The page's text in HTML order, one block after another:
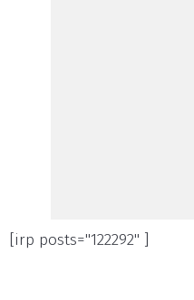
[irp posts="122292" ]